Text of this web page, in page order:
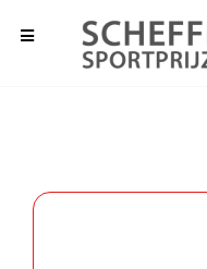
naarToggle
Navigation